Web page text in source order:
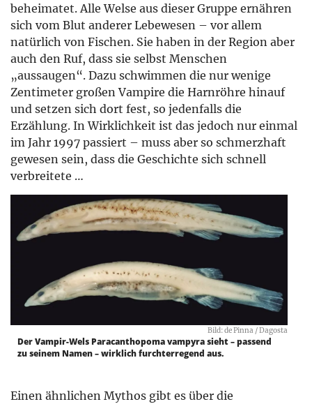
beheimatet. Alle Welse aus dieser Gruppe ernähren
sich vom Blut anderer Lebewesen – vor allem
natürlich von Fischen. Sie haben in der Region aber
auch den Ruf, dass sie selbst Menschen
„aussaugen“. Dazu schwimmen die nur wenige
Zentimeter großen Vampire die Harnröhre hinauf
und setzen sich dort fest, so jedenfalls die
Erzählung. In Wirklichkeit ist das jedoch nur einmal
im Jahr 1997 passiert – muss aber so schmerzhaft
gewesen sein, dass die Geschichte sich schnell
verbreitete …
Bild: de Pinna / Dagosta
Der Vampir-Wels Paracanthopoma vampyra sieht – passend
zu seinem Namen – wirklich furchterregend aus.
Einen ähnlichen Mythos gibt es über die